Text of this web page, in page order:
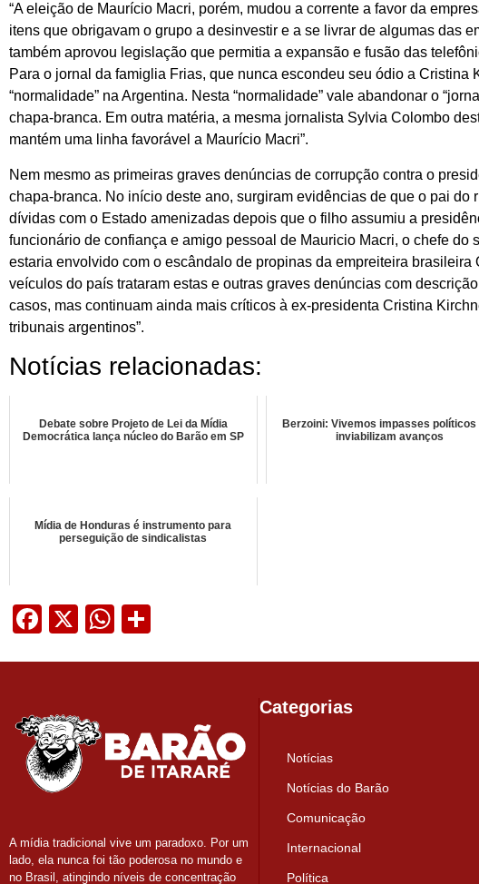
“A eleição de Maurício Macri, porém, mudou a corrente a favor da
itens que obrigavam o grupo a desinvestir e a se livrar de algumas das
também aprovou legislação que permitia a expansão e fusão das
Para o jornal da famiglia Frias, que nunca escondeu seu ódio a Cristina
“normalidade” na Argentina. Nesta “normalidade” vale abandonar o
chapa-branca. Em outra matéria, a mesma jornalista Sylvia Colombo
mantém uma linha favorável a Maurício Macri”.
Nem mesmo as primeiras graves denúncias de corrupção contra o
chapa-branca. No início deste ano, surgiram evidências de que o pai do
dívidas com o Estado amenizadas depois que o filho assumiu a
funcionário de confiança e amigo pessoal de Mauricio Macri, o chefe do
estaria envolvido com o escândalo de propinas da empreiteira brasileira
veículos do país trataram estas e outras graves denúncias com
casos, mas continuam ainda mais críticos à ex-presidenta Cristina
tribunais argentinos”.
Notícias relacionadas:
Debate sobre Projeto de Lei da Mídia
Democrática lança núcleo do Barão em SP
Berzoini: Vivemos impasses políticos
inviabilizam avanços
Mídia de Honduras é instrumento para
perseguição de sindicalistas
Facebook
X WhatsApp
A mídia tradicional vive um paradoxo. Por um
lado, ela nunca foi tão poderosa no mundo e
no Brasil, atingindo níveis de concentração
Categorias
Notícias
Notícias do Barão
Comunicação
Internacional
Política